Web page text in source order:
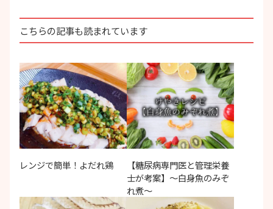
ー
シ
ョ
こちらの記事も読まれています
レンジで簡単！よだれ鶏
【糖尿病専門医と管理栄養
士が考案】～白身魚のみぞ
れ煮～